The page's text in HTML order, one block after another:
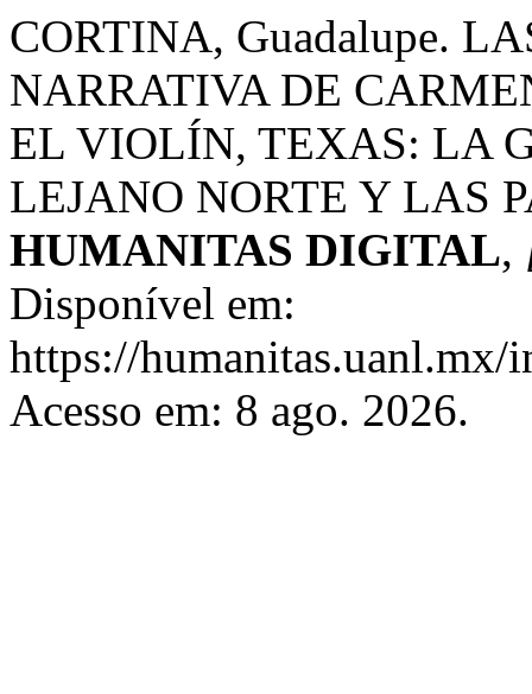
CORTINA, Guadalupe.
NARRATIVA DE
EL VIOLÍN, TEXAS: LA
LEJANO NORTE Y LAS
HUMANITAS DIGITAL,
Disponível em:
https://
Acesso em: 8 ago. 2026.